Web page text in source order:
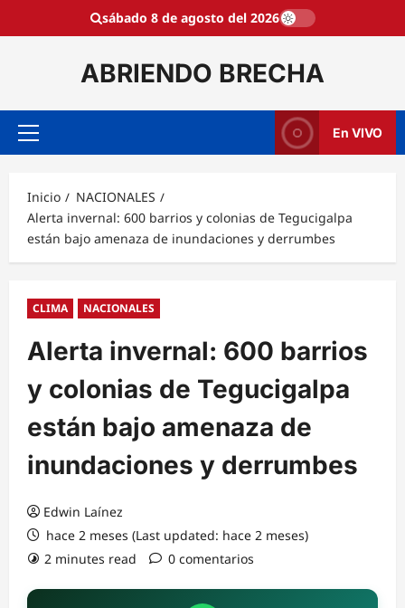
sábado 8 de agosto del 2026
ABRIENDO BRECHA
Menú
En VIVO
Inicio
NACIONALES
Alerta invernal: 600 barrios y colonias de Tegucigalpa
están bajo amenaza de inundaciones y derrumbes
CLIMA NACIONALES
Alerta invernal: 600 barrios
y colonias de Tegucigalpa
están bajo amenaza de
inundaciones y derrumbes
Edwin Laínez
hace 2 meses (Last updated: hace 2 meses)
2 minutes read
0 comentarios